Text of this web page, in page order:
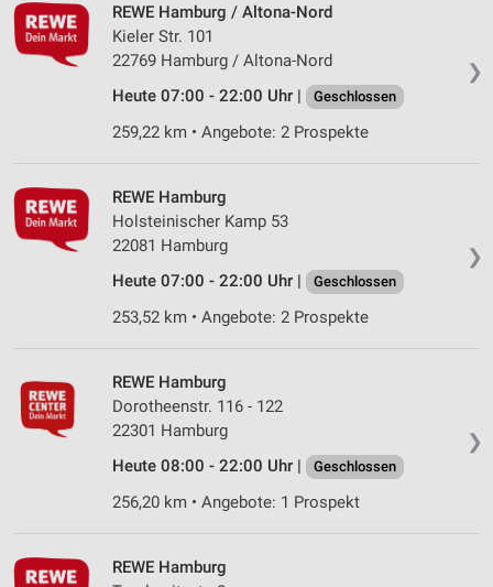
❯
REWE Hamburg / Altona-Nord
Kieler Str. 101
22769 Hamburg / Altona-Nord
Heute 07:00 - 22:00 Uhr |
Geschlossen
259,22 km • Angebote: 2 Prospekte
❯
REWE Hamburg
Holsteinischer Kamp 53
22081 Hamburg
Heute 07:00 - 22:00 Uhr |
Geschlossen
253,52 km • Angebote: 2 Prospekte
❯
REWE Hamburg
Dorotheenstr. 116 - 122
22301 Hamburg
Heute 08:00 - 22:00 Uhr |
Geschlossen
256,20 km • Angebote: 1 Prospekt
REWE Hamburg
Verwendung von Profilen zur Auswahl
personalisierter Inhalte
Messung der Performance von Inhalten
Kombinationen von Daten aus verschiedenen
Quellen
Entwicklung und Verbesserung der Angebote
Verwendung reduzierter Daten zur Auswahl von
Verwendung genauer Standortdaten
Geräte anhand von aktiv angeforderten
Performance